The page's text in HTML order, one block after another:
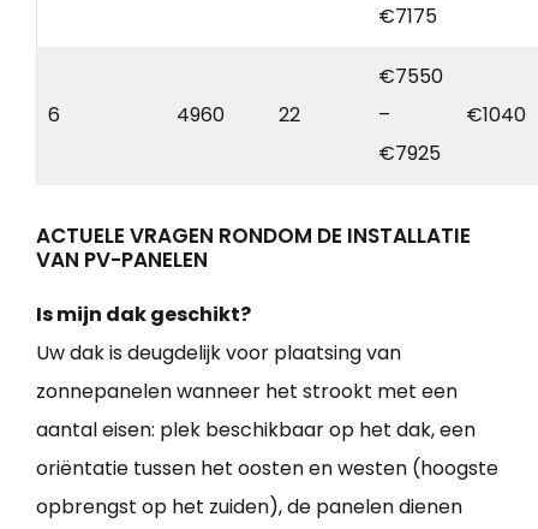
€7175
6 4960 22
€7550
–
€7925
€1040
ACTUELE VRAGEN RONDOM DE INSTALLATIE
VAN PV-PANELEN
Is mijn dak geschikt?
Uw dak is deugdelijk voor plaatsing van
zonnepanelen wanneer het strookt met een
aantal eisen: plek beschikbaar op het dak, een
oriëntatie tussen het oosten en westen (hoogste
opbrengst op het zuiden), de panelen dienen